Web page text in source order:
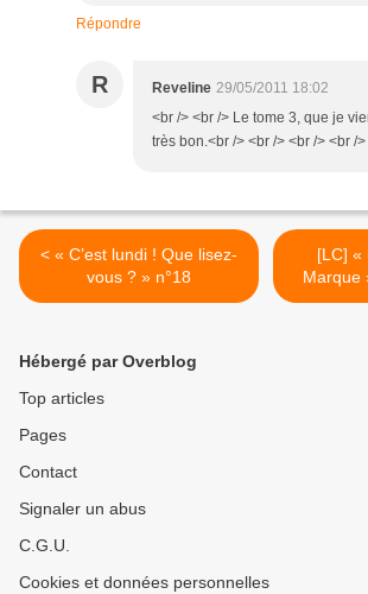
Répondre
R Reveline 29/05/2011 18:02
<br /> <br /> Le tome 3, que je
très bon.<br /> <br /> <br /> <br />
< « C’est lundi ! Que lisez-
vous ? » n°18
[LC] «
Marque
Hébergé par Overblog
Top articles
Pages
Contact
Signaler un abus
C.G.U.
Cookies et données personnelles